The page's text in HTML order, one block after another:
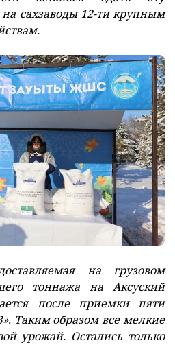
сахзаводы 12-ти крупным
на грузовом
тоннажа на Аксуский
после приемки пяти
Таким образом все мелкие
урожай. Остались только